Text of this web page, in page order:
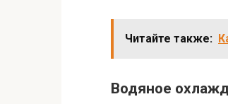
Читайте также:
Водяное